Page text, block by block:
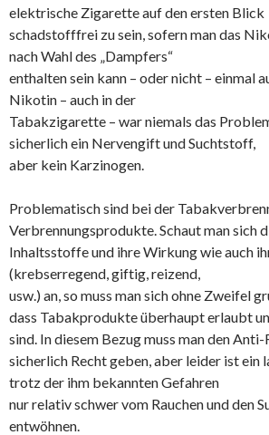
elektrische Zigarette auf den ersten Blick
schadstofffrei zu sein, sofern man das
nach Wahl des „Dampfers“
enthalten sein kann – oder nicht – einmal
Nikotin – auch in der
Tabakzigarette – war niemals das
sicherlich ein Nervengift und Suchtstoff,
aber kein Karzinogen.
Problematisch sind bei der
Verbrennungsprodukte. Schaut man sich
Inhaltsstoffe und ihre Wirkung wie auch
(krebserregend, giftig, reizend,
usw.) an, so muss man sich ohne Zweifel
dass Tabakprodukte überhaupt erlaubt
sind. In diesem Bezug muss man den
sicherlich Recht geben, aber leider ist ein
trotz der ihm bekannten Gefahren
nur relativ schwer vom Rauchen und den
entwöhnen.